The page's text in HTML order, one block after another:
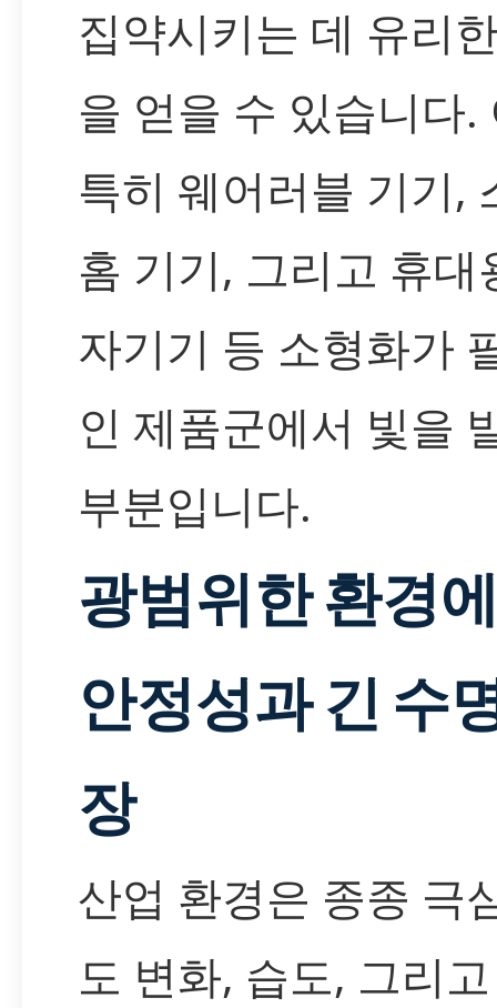
집약시키는 데 유리
을 얻을 수 있습니다.
특히 웨어러블 기기,
홈 기기, 그리고 휴대
자기기 등 소형화가
인 제품군에서 빛을
부분입니다.
광범위한 환경
안정성과 긴 수
장
산업 환경은 종종 극
도 변화, 습도, 그리